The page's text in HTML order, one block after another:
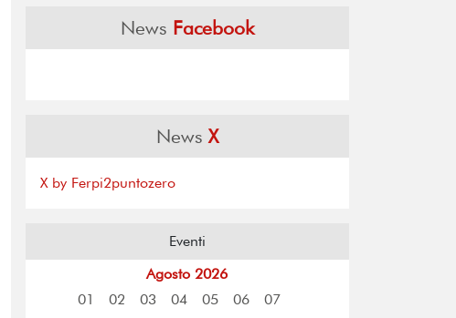
News Facebook
NewsX
X by Ferpi2puntozero
Eventi
Agosto 2026
01
02 03 04 05 06
07